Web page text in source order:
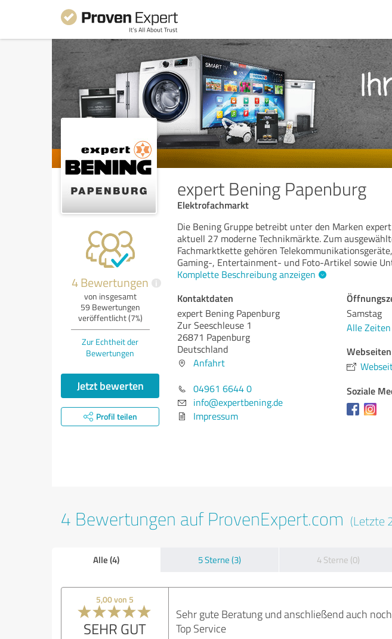
expert Bening Papenburg
Elektrofachmarkt
4 Bewertungen i
von insgesamt
59 Bewertungen
veröffentlicht (7%)
Zur Echtheit der
Bewertungen
Jetzt bewerten
Profil teilen
Die Bening Gruppe betreibt unter den Marken
aktuell 27 moderne Technikmärkte. Zum
Fachmarktkette gehören
Gaming-, Entertainment- und Foto-Artikel sowie
Komplette Beschreibung anzeigen
Kontaktdaten
expert Bening Papenburg
Zur Seeschleuse 1
26871 Papenburg
Deutschland
Anfahrt
04961 6644 0
info@expertbening.de
Impressum
Samstag
Alle
Webseiten
Soziale
4 Bewertungen auf ProvenExpert.com (Letzte
Alle (4) 5 Sterne (3) 4 Sterne (0)
5,00 von 5
SEHR GUT
Sehr gute Beratung und anschließend auch
Top Service